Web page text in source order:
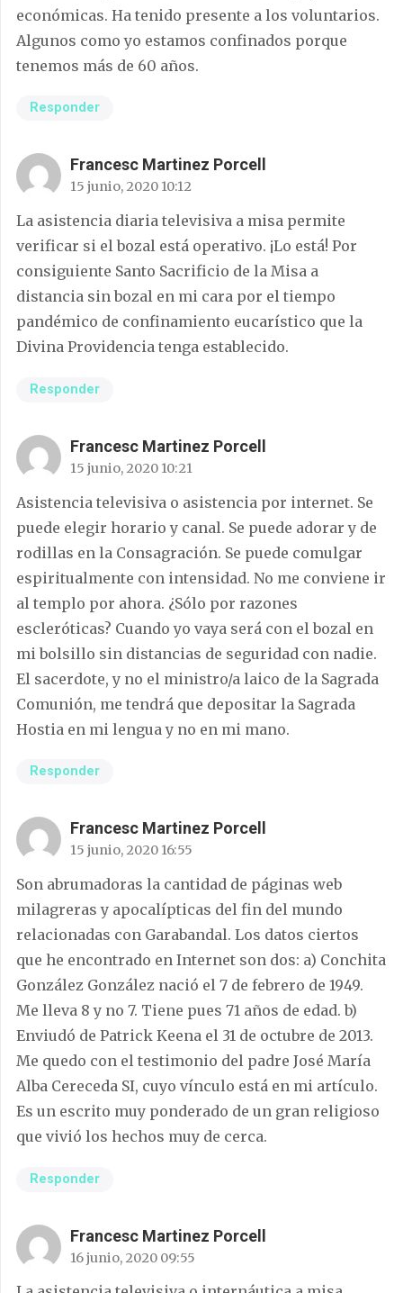
económicas. Ha tenido presente a los voluntarios.
Algunos como yo estamos confinados porque
tenemos más de 60 años.
Responder
Francesc Martinez Porcell
15 junio, 2020 10:12
La asistencia diaria televisiva a misa permite
verificar si el bozal está operativo. ¡Lo está! Por
consiguiente Santo Sacrificio de la Misa a
distancia sin bozal en mi cara por el tiempo
pandémico de confinamiento eucarístico que la
Divina Providencia tenga establecido.
Responder
Francesc Martinez Porcell
15 junio, 2020 10:21
Asistencia televisiva o asistencia por internet. Se
puede elegir horario y canal. Se puede adorar y de
rodillas en la Consagración. Se puede comulgar
espiritualmente con intensidad. No me conviene ir
al templo por ahora. ¿Sólo por razones
escleróticas? Cuando yo vaya será con el bozal en
mi bolsillo sin distancias de seguridad con nadie.
El sacerdote, y no el ministro/a laico de la Sagrada
Comunión, me tendrá que depositar la Sagrada
Hostia en mi lengua y no en mi mano.
Responder
Francesc Martinez Porcell
15 junio, 2020 16:55
Son abrumadoras la cantidad de páginas web
milagreras y apocalípticas del fin del mundo
relacionadas con Garabandal. Los datos ciertos
que he encontrado en Internet son dos: a) Conchita
González González nació el 7 de febrero de 1949.
Me lleva 8 y no 7. Tiene pues 71 años de edad. b)
Enviudó de Patrick Keena el 31 de octubre de 2013.
Me quedo con el testimonio del padre José María
Alba Cereceda SI, cuyo vínculo está en mi artículo.
Es un escrito muy ponderado de un gran religioso
que vivió los hechos muy de cerca.
Responder
Francesc Martinez Porcell
16 junio, 2020 09:55